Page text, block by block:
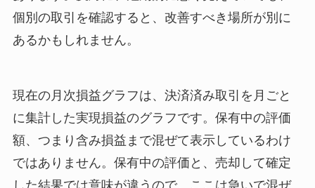
個別の取引を確認すると、改善すべき場所が別に
あるかもしれません。
現在の月次損益グラフは、決済済み取引を月ごと
に集計した実現損益のグラフです。保有中の評価
額、つまり含み損益まで混ぜて表示しているわけ
ではありません。保有中の評価と、売却して確定
した結果では意味が違うので、ここは急いで混ぜ